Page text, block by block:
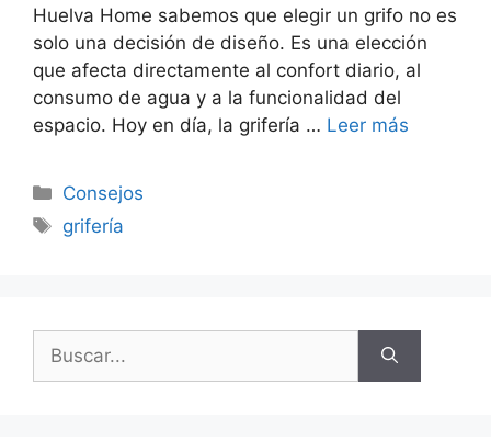
Huelva Home sabemos que elegir un grifo no es
solo una decisión de diseño. Es una elección
que afecta directamente al confort diario, al
consumo de agua y a la funcionalidad del
espacio. Hoy en día, la grifería … Leer más
Consejos
grifería